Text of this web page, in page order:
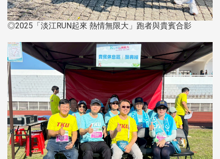
◎2025「淡江RUN起來 熱情無限大」跑者與貴賓合影